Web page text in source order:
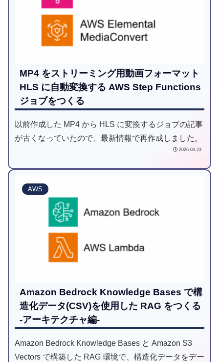
MP4 をストリーミング用動画フォーマット
HLS に自動変換する AWS Step Functions
ジョブをつくる
以前作成した MP4 から HLS に変換するジョブの記事
が古くなっていたので、最新情報で再作成しました。
2026.03.23
AWS
Amazon Bedrock Knowledge Bases で構
造化データ(CSV)を使用した RAG をつくる
-アーキテクチャ編-
Amazon Bedrock Knowledge Bases と Amazon S3
Vectors で構築した RAG 環境で、構造化データをデー